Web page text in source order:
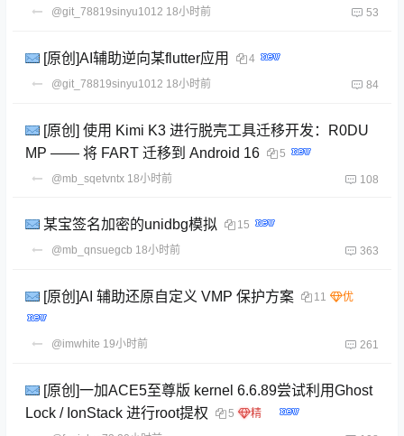
@git_78819sinyu1012 18小时前 53
[原创]AI辅助逆向某flutter应用
4
@git_78819sinyu1012 18小时前 84
[原创] 使用 Kimi K3 进行脱壳工具迁移开发：R0DU
MP —— 将 FART 迁移到 Android 16
5
@mb_sqetvntx 18小时前 108
某宝签名加密的unidbg模拟
15
@mb_qnsuegcb 18小时前 363
[原创]AI 辅助还原自定义 VMP 保护方案 11
@imwhite 19小时前 261
[原创]一加ACE5至尊版 kernel 6.6.89尝试利用Ghost
Lock / IonStack 进行root提权
5